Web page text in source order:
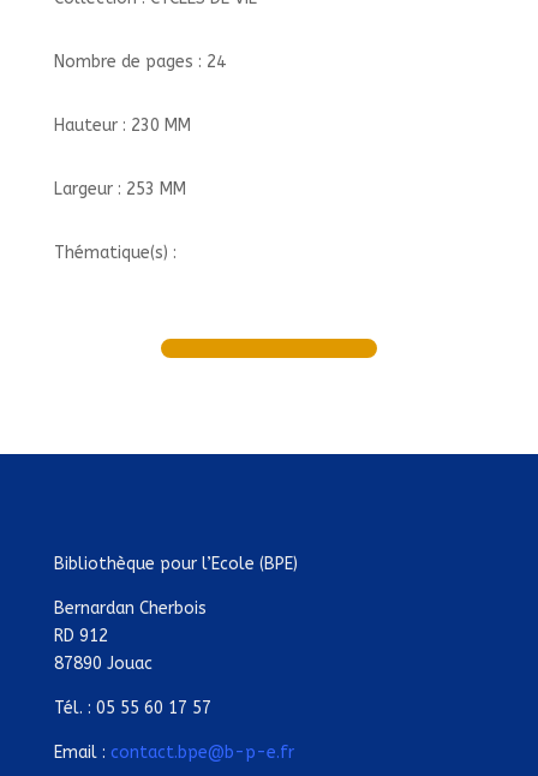
Nombre de pages : 24
Hauteur : 230 MM
Largeur : 253 MM
Thématique(s) :
Bibliothèque pour l’Ecole (BPE)
Bernardan Cherbois
RD 912
87890 Jouac
Tél. : 05 55 60 17 57
Email : contact.bpe@b-p-e.fr